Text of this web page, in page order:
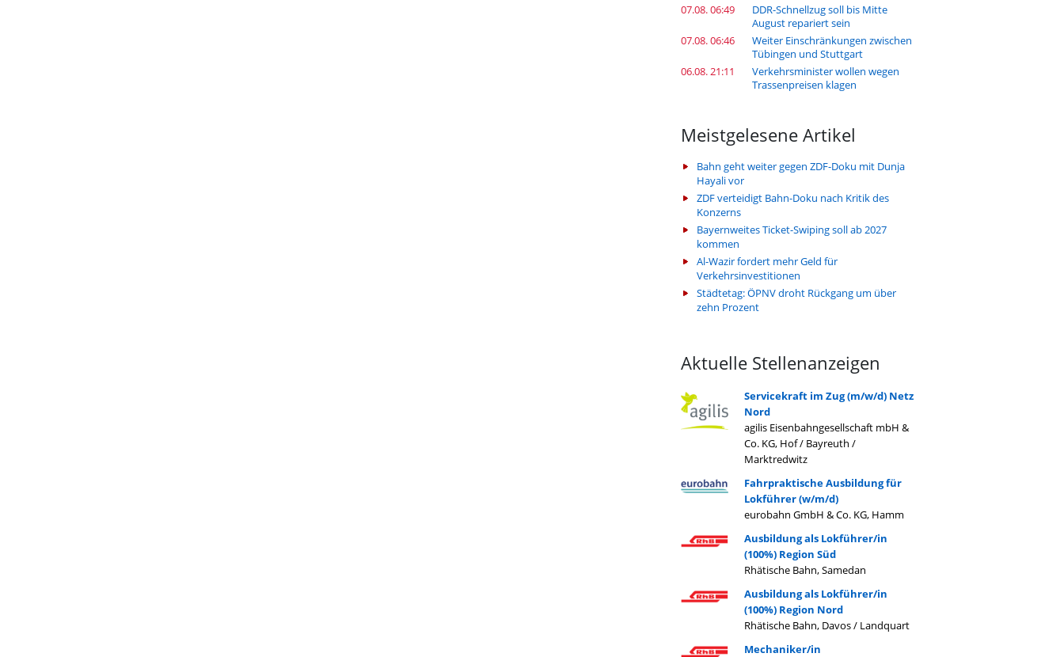
07.08. 06:49
DDR-Schnellzug soll bis Mitte
August repariert sein
07.08. 06:46
Weiter Einschränkungen zwischen
Tübingen und Stuttgart
06.08. 21:11
Verkehrsminister wollen wegen
Trassenpreisen klagen
Meistgelesene Artikel
Bahn geht weiter gegen ZDF-Doku mit Dunja
Hayali vor
ZDF verteidigt Bahn-Doku nach Kritik des
Konzerns
Bayernweites Ticket-Swiping soll ab 2027
kommen
Al-Wazir fordert mehr Geld für
Verkehrsinvestitionen
Städtetag: ÖPNV droht Rückgang um über
zehn Prozent
Aktuelle Stellenanzeigen
Servicekraft im Zug (m/w/d) Netz
Nord
agilis Eisenbahngesellschaft mbH &
Co. KG, Hof / Bayreuth /
Marktredwitz
Fahrpraktische Ausbildung für
Lokführer (w/m/d)
eurobahn GmbH & Co. KG, Hamm
Ausbildung als Lokführer/in
(100%) Region Süd
Rhätische Bahn, Samedan
Ausbildung als Lokführer/in
(100%) Region Nord
Rhätische Bahn, Davos / Landquart
Mechaniker/in